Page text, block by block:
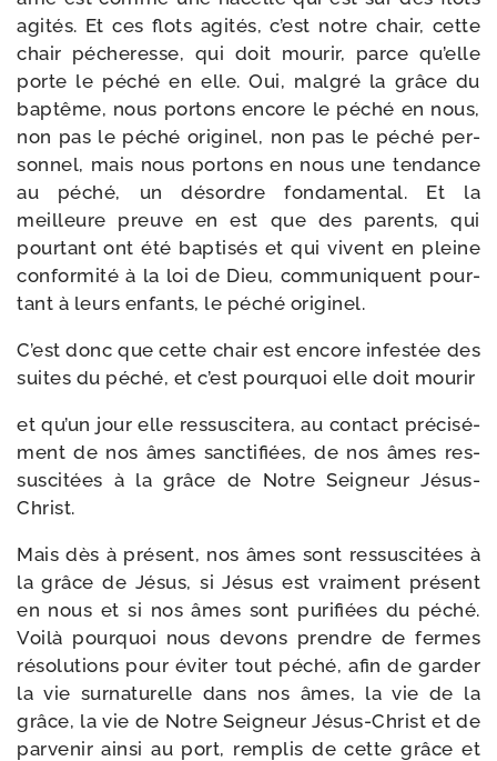
agi­tés. Et ces flots agi­tés, c’est notre chair, cette
chair péche­resse, qui doit mou­rir, parce qu’elle
porte le péché en elle. Oui, mal­gré la grâce du
bap­tême, nous por­tons encore le péché en nous,
non pas le péché ori­gi­nel, non pas le péché per­
son­nel, mais nous por­tons en nous une ten­dance
au péché, un désordre fon­da­men­tal. Et la
meilleure preuve en est que des parents, qui
pour­tant ont été bap­ti­sés et qui vivent en pleine
confor­mi­té à la loi de Dieu, com­mu­niquent pour­
tant à leurs enfants, le péché originel.
C’est donc que cette chair est encore infes­tée des
suites du péché, et c’est pour­quoi elle doit mourir
et qu’un jour elle res­sus­ci­te­ra, au contact pré­ci­sé­
ment de nos âmes sanc­ti­fiées, de nos âmes res­
sus­ci­tées à la grâce de Notre Seigneur Jésus-
Christ.
Mais dès à pré­sent, nos âmes sont res­sus­ci­tées à
la grâce de Jésus, si Jésus est vrai­ment pré­sent
en nous et si nos âmes sont puri­fiées du péché.
Voilà pour­quoi nous devons prendre de fermes
réso­lu­tions pour évi­ter tout péché, afin de gar­der
la vie sur­na­tu­relle dans nos âmes, la vie de la
grâce, la vie de Notre Seigneur Jésus-​Christ et de
par­ve­nir ain­si au port, rem­plis de cette grâce et